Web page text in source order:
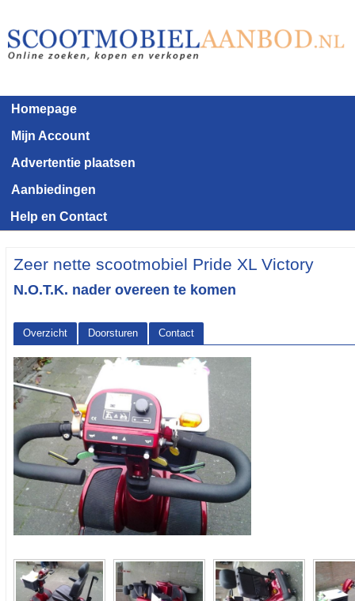
Homepage
Mijn Account
Advertentie plaatsen
Aanbiedingen
Help en Contact
Zeer nette scootmobiel Pride XL Victory
N.O.T.K. nader overeen te komen
Overzicht Doorsturen
Contact
<< Terug naar het advertentie overzicht